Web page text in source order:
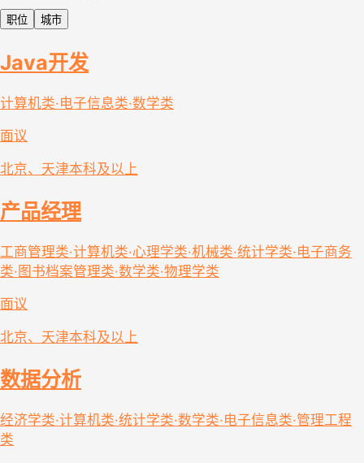
职位 城市
Java开发
计算机类·电子信息类·数学类
面议
北京、天津本科及以上
产品经理
工商管理类·计算机类·心理学类·机械类·统计学类·电子商务
类·图书档案管理类·数学类·物理学类
面议
北京、天津本科及以上
数据分析
经济学类·计算机类·统计学类·数学类·电子信息类·管理工程
类